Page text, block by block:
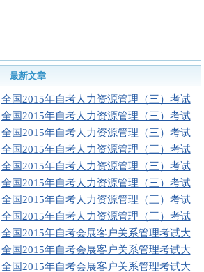
最新文章
全国2015年自考人力资源管理（三）考试
全国2015年自考人力资源管理（三）考试
全国2015年自考人力资源管理（三）考试
全国2015年自考人力资源管理（三）考试
全国2015年自考人力资源管理（三）考试
全国2015年自考人力资源管理（三）考试
全国2015年自考人力资源管理（三）考试
全国2015年自考人力资源管理（三）考试
全国2015年自考会展客户关系管理考试大
全国2015年自考会展客户关系管理考试大
全国2015年自考会展客户关系管理考试大